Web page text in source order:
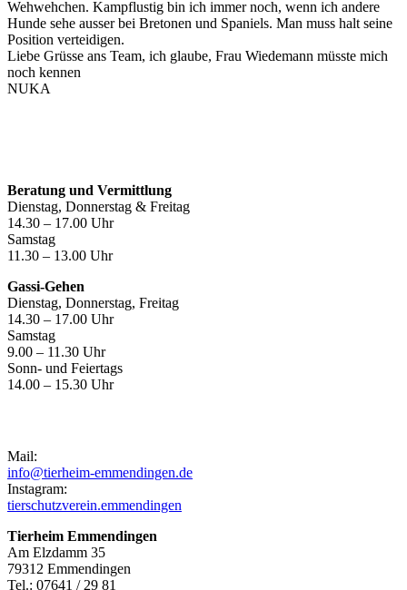
Wehwehchen. Kampflustig bin ich immer noch, wenn ich andere
Hunde sehe ausser bei Bretonen und Spaniels. Man muss halt seine
Position verteidigen.
Liebe Grüsse ans Team, ich glaube, Frau Wiedemann müsste mich
noch kennen
NUKA
Beratung und Vermittlung
Dienstag, Donnerstag & Freitag
14.30 – 17.00 Uhr
Samstag
11.30 – 13.00 Uhr
Gassi-Gehen
Dienstag, Donnerstag, Freitag
14.30 – 17.00 Uhr
Samstag
9.00 – 11.30 Uhr
Sonn- und Feiertags
14.00 – 15.30 Uhr
Mail:
info@tierheim-emmendingen.de
Instagram:
tierschutzverein.emmendingen
Tierheim Emmendingen
Am Elzdamm 35
79312 Emmendingen
Tel.: 07641 / 29 81